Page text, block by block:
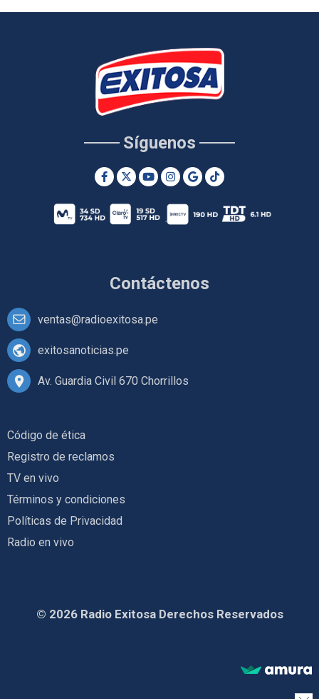
Contáctenos
ventas@radioexitosa.pe
exitosanoticias.pe
Av. Guardia Civil 670 Chorrillos
Síguenos
Código de ética
Registro de reclamos
TV en vivo
Términos y condiciones
Políticas de Privacidad
Radio en vivo
© 2026 Radio Exitosa Derechos Reservados